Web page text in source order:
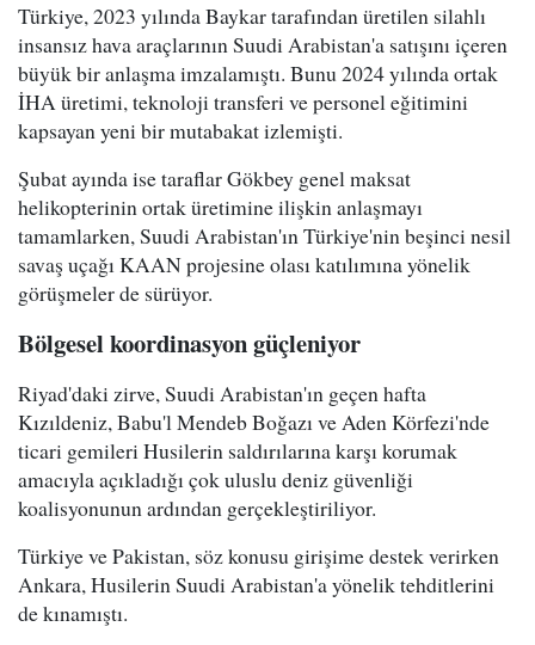
Türkiye, 2023 yılında Baykar tarafından üretilen silahlı
insansız hava araçlarının Suudi Arabistan'a satışını içeren
büyük bir anlaşma imzalamıştı. Bunu 2024 yılında ortak
İHA üretimi, teknoloji transferi ve personel eğitimini
kapsayan yeni bir mutabakat izlemişti.
Şubat ayında ise taraflar Gökbey genel maksat
helikopterinin ortak üretimine ilişkin anlaşmayı
tamamlarken, Suudi Arabistan'ın Türkiye'nin beşinci nesil
savaş uçağı KAAN projesine olası katılımına yönelik
görüşmeler de sürüyor.
Bölgesel koordinasyon güçleniyor
Riyad'daki zirve, Suudi Arabistan'ın geçen hafta
Kızıldeniz, Babu'l Mendeb Boğazı ve Aden Körfezi'nde
ticari gemileri Husilerin saldırılarına karşı korumak
amacıyla açıkladığı çok uluslu deniz güvenliği
koalisyonunun ardından gerçekleştiriliyor.
Türkiye ve Pakistan, söz konusu girişime destek verirken
Ankara, Husilerin Suudi Arabistan'a yönelik tehditlerini
de kınamıştı.